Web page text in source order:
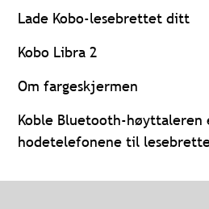
Lade Kobo-lesebrettet ditt
Kobo Libra 2
Om fargeskjermen
Koble Bluetooth-høyttaleren
hodetelefonene til